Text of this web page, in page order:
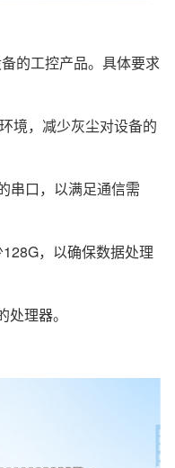
的工控产品。具体要求
，减少灰尘对设备的
口，以满足通信需
，以确保数据处理
理器。